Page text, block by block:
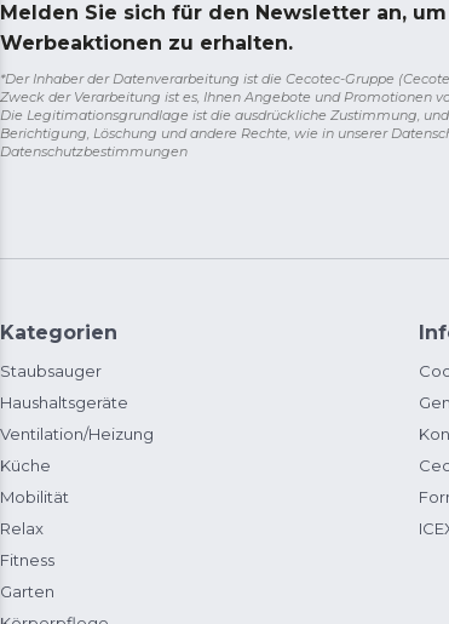
Melden Sie sich für den Newsletter an,
Werbeaktionen zu erhalten.
*Der Inhaber der Datenverarbeitung ist die Cecotec-Gruppe
Zweck der Verarbeitung ist es, Ihnen Angebote und Promotionen
Die Legitimationsgrundlage ist die ausdrückliche Zustimmung,
Berichtigung, Löschung und andere Rechte, wie in unserer
Datenschutzbestimmungen
Kategorien
Staubsauger
Haushaltsgeräte
Ventilation/Heizung
Küche
Mobilität
Relax
Fitness
Garten